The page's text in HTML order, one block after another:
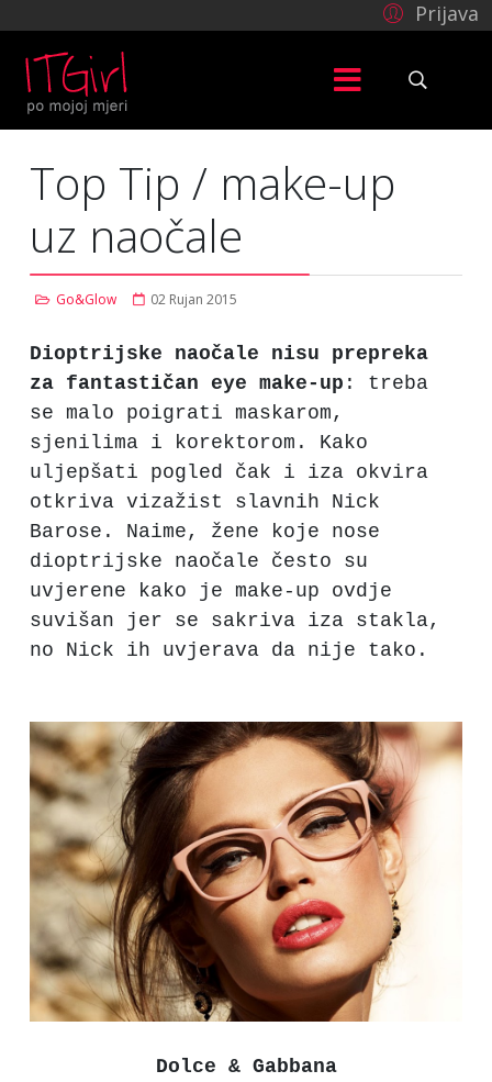
Prijava
Top Tip / make-up
uz naočale
Go&Glow 02 Rujan 2015
Dioptrijske naočale nisu prepreka
za fantastičan eye make-up : treba
se malo poigrati maskarom,
sjenilima i korektorom. Kako
uljepšati pogled čak i iza okvira
otkriva vizažist slavnih Nick
Barose. Naime, žene koje nose
dioptrijske naočale često su
uvjerene kako je make-up ovdje
suvišan jer se sakriva iza stakla,
no Nick ih uvjerava da nije tako.
Dolce & Gabbana